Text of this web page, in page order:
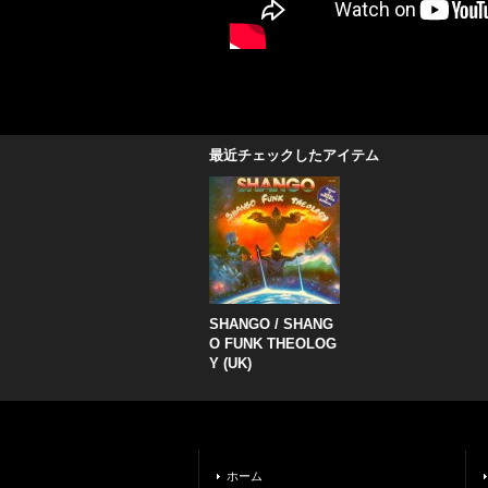
最近チェックしたアイテム
SHANGO / SHANG
O FUNK THEOLOG
Y (UK)
ホーム